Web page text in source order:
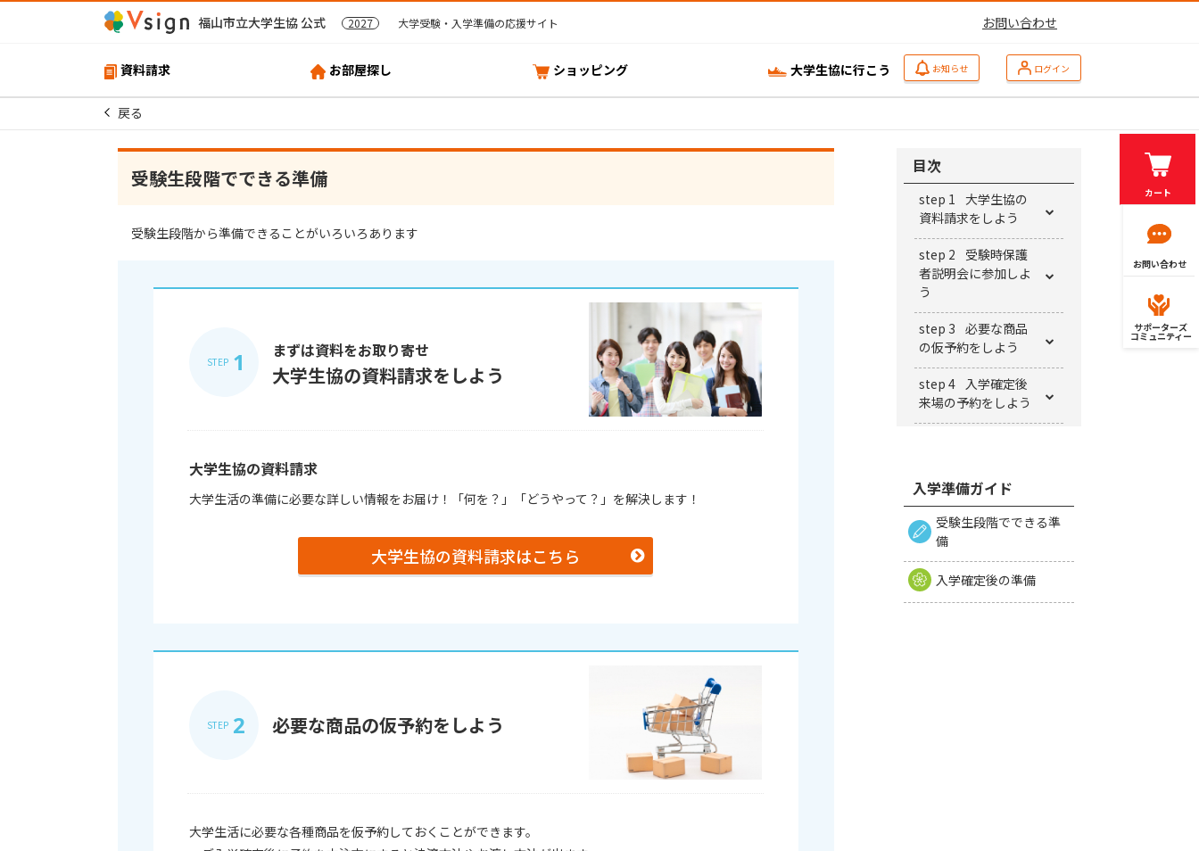
福山市立大学生協 公式 2027 大学受験・入学準備の応援サイト お問い合わせ
資料請求 お部屋探し ショッピング 大学生協に行こう お知らせ ログイン
戻る
受験生段階でできる準備
受験生段階から準備できることがいろいろあります
STEP 1 まずは資料をお取り寄せ
大学生協の資料請求をしよう
大学生協の資料請求
大学生活の準備に必要な詳しい情報をお届け！「何を？」「どうやって？」を解決します！
大学生協の資料請求はこちら
STEP 2 必要な商品の仮予約をしよう
大学生活に必要な各種商品を仮予約しておくことができます。
目次
step 1 大学生協の
資料請求をしよう
step 2
受験時保護
者説明会に参加しよ
う
step 3 必要な商品
の仮予約をしよう
step 4 入学確定後
来場の予約をしよう
入学準備ガイド
受験生段階でできる準
備
入学確定後の準備
カート
お問い合わせ
サポーターズ
コミュニティー